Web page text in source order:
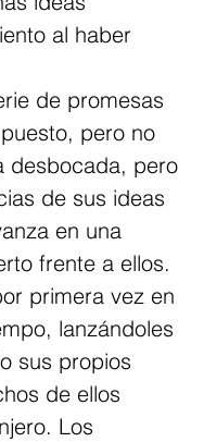
al haber
de promesas
pero no
desbocada, pero
de sus ideas
en una
frente a ellos.
primera vez en
lanzándoles
sus propios
de ellos
Los